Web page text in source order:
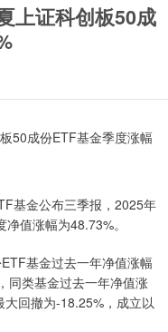
上证科创板50成
基金公布三季报，2025年
值涨幅为48.73%。
基金过去一年净值涨幅
同类基金过去一年净值涨
回撤为-18.25%，成立以